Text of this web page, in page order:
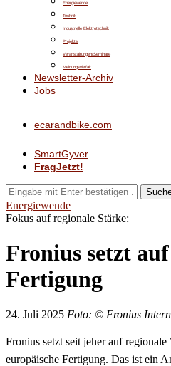
Energiewende
Technik
Industrielle Elektrotechnik
Projekte
Veranstaltungen/Seminare
Meinungsvielfalt
Newsletter-Archiv
Jobs
ecarandbike.com
SmartGyver
FragJetzt!
Energiewende
Fokus auf regionale Stärke:
Fronius setzt
Fertigung
24. Juli 2025 Foto: © Fronius
Fronius setzt seit jeher auf
europäische Fertigung. Das ist ein